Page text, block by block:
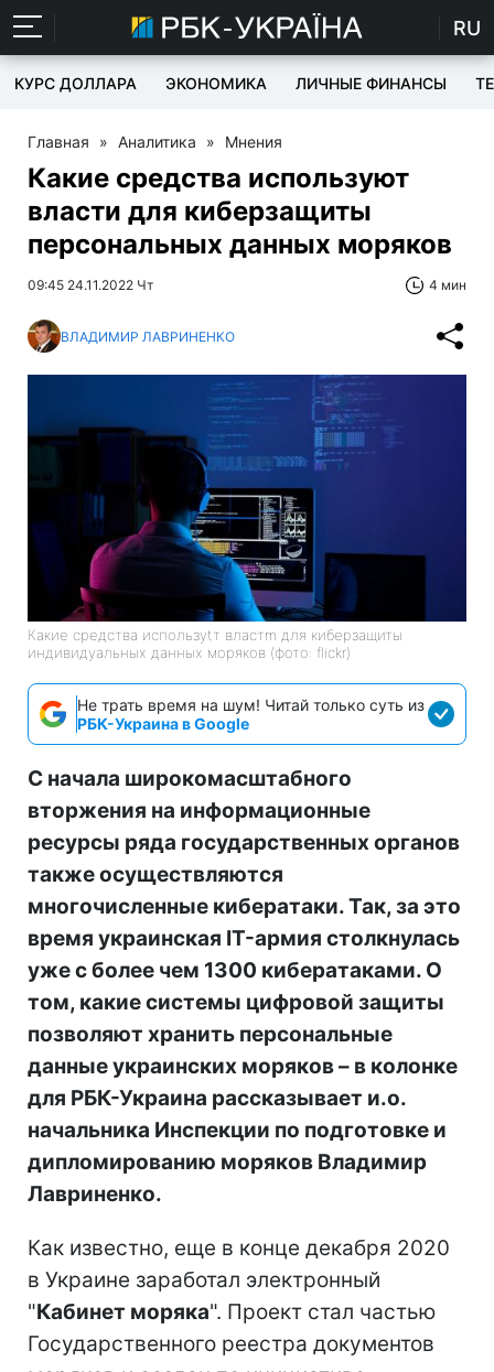
RU
КУРС ДОЛЛАРА ЭКОНОМИКА ЛИЧНЫЕ ФИНАНСЫ
Главная » Аналитика » Мнения
Какие средства используют
власти для киберзащиты
персональных данных моряков
09:45 24.11.2022 Чт 4 мин
ВЛАДИМИР ЛАВРИНЕНКО
Какие средства используtт властm для киберзащиты
индивидуальных данных моряков (фото: flickr)
Не трать время на шум! Читай только суть из
РБК-Украина в Google
С начала широкомасштабного
вторжения на информационные
ресурсы ряда государственных органов
также осуществляются
многочисленные кибератаки. Так, за это
время украинская IT-армия столкнулась
уже с более чем 1300 кибератаками. О
том, какие системы цифровой защиты
позволяют хранить персональные
данные украинских моряков – в колонке
для РБК-Украина рассказывает и.о.
начальника Инспекции по подготовке и
дипломированию моряков Владимир
Лавриненко.
Как известно, еще в конце декабря 2020
в Украине заработал электронный
"Кабинет моряка". Проект стал частью
Государственного реестра документов